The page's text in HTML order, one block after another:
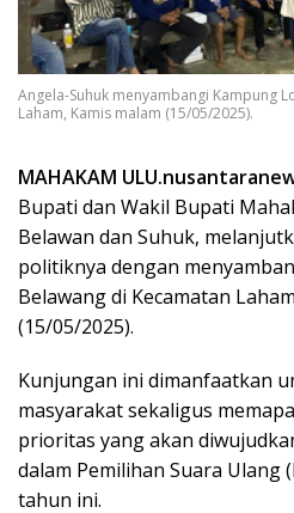
Angela-Suhuk menyambangi Kampung
Laham, Kamis malam (15/05/2025).
MAHAKAM
Bupati dan Wakil Bupati
Belawan dan Suhuk,
politiknya dengan
Belawang di Kecamatan
(15/05/2025).
Kunjungan ini dimanfaatkan
masyarakat sekaligus
prioritas yang akan
dalam Pemilihan Suara Ulang
tahun ini.